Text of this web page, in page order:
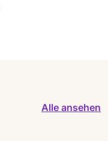
Alle ansehen